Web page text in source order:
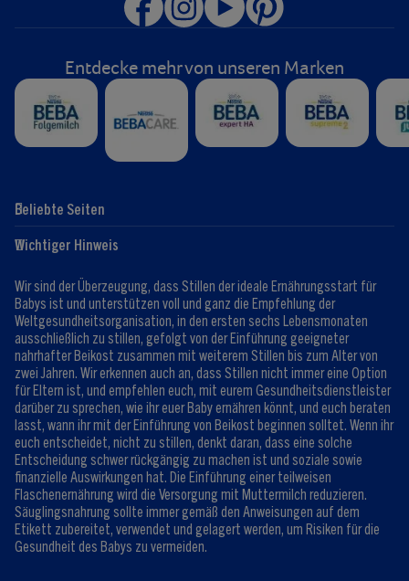
Entdecke mehr von unseren Marken
Beliebte Seiten
Hilfe
Expert:innen
Kontaktformular
Club-Info
Registrieren/Anmelden
Wichtiger Hinweis
Wir sind der Überzeugung, dass Stillen der ideale Ernährungsstart für
Babys ist und unterstützen voll und ganz die Empfehlung der
Weltgesundheitsorganisation, in den ersten sechs Lebensmonaten
ausschließlich zu stillen, gefolgt von der Einführung geeigneter
nahrhafter Beikost zusammen mit weiterem Stillen bis zum Alter von
zwei Jahren. Wir erkennen auch an, dass Stillen nicht immer eine Option
für Eltern ist, und empfehlen euch, mit eurem Gesundheitsdienstleister
darüber zu sprechen, wie ihr euer Baby ernähren könnt, und euch beraten
lasst, wann ihr mit der Einführung von Beikost beginnen solltet. Wenn ihr
euch entscheidet, nicht zu stillen, denkt daran, dass eine solche
Entscheidung schwer rückgängig zu machen ist und soziale sowie
finanzielle Auswirkungen hat. Die Einführung einer teilweisen
Flaschenernährung wird die Versorgung mit Muttermilch reduzieren.
Säuglingsnahrung sollte immer gemäß den Anweisungen auf dem
Etikett zubereitet, verwendet und gelagert werden, um Risiken für die
Gesundheit des Babys zu vermeiden.